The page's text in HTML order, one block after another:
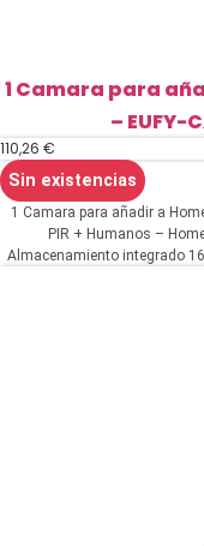
1 Camara para
– EUFY-
110,26 €
Sin existencias
1 Camara para añadir a
PIR + Humanos –
Almacenamiento integrado 16 GB – Autonomía hasta 1 año – Apta